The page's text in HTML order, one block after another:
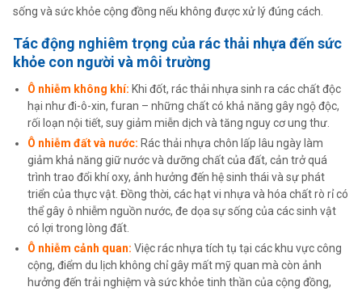
sống và sức khỏe cộng đồng nếu không được xử lý đúng cách.
Tác động nghiêm trọng của rác thải nhựa đến sức
khỏe con người và môi trường
Ô nhiễm không khí: Khi đốt, rác thải nhựa sinh ra các chất độc
hại như đi-ô-xin, furan – những chất có khả năng gây ngộ độc,
rối loạn nội tiết, suy giảm miễn dịch và tăng nguy cơ ung thư.
Ô nhiễm đất và nước: Rác thải nhựa chôn lấp lâu ngày làm
giảm khả năng giữ nước và dưỡng chất của đất, cản trở quá
trình trao đổi khí oxy, ảnh hưởng đến hệ sinh thái và sự phát
triển của thực vật. Đồng thời, các hạt vi nhựa và hóa chất rò rỉ có
thể gây ô nhiễm nguồn nước, đe dọa sự sống của các sinh vật
có lợi trong lòng đất.
Ô nhiễm cảnh quan: Việc rác nhựa tích tụ tại các khu vực công
cộng, điểm du lịch không chỉ gây mất mỹ quan mà còn ảnh
hưởng đến trải nghiệm và sức khỏe tinh thần của cộng đồng,